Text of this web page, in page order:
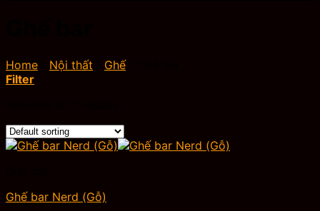
Home Nội thất Ghế
Filter
Ghế bar Nerd (Gỗ)